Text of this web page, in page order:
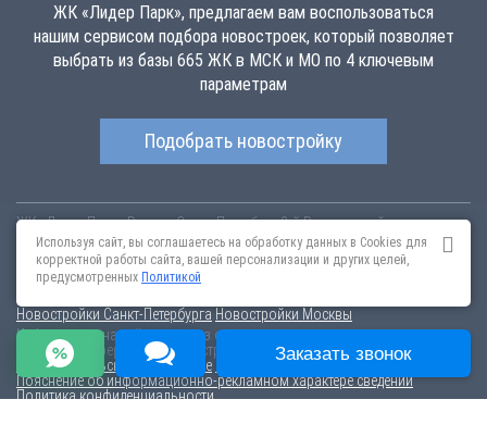
ЖК «Лидер Парк», предлагаем вам воспользоваться
нашим сервисом подбора новостроек, который позволяет
выбрать из базы 665 ЖК в МСК и МО по 4 ключевым
параметрам
Подобрать новостройку
ЖК «Лидер Парк»РоссияСанкт-Петербург2-й Рупасовский переулок
lider-park.novopoisk.msk.ru Купить квартиру в новом жилом комплексе
«Лидер Парк» от «Атлант» в городском округе Мытищи. Квартиры
различных планировок от 2.26 млн рублей!
Новостройки Санкт-Петербурга Новостройки Москвы
Информация на сайте взята из открытых источников, не является
публичной офертой и распространяется для ознакомления.
Пользовательское соглашение
Соглашение о размещении
Пояснение об информационно-рекламном характере сведений
Политика конфиденциальности
Используя сайт, вы соглашаетесь на обработку данных в Cookies для
корректной работы сайта, вашей персонализации и других целей,
предусмотренных Политикой
Заказать звонок